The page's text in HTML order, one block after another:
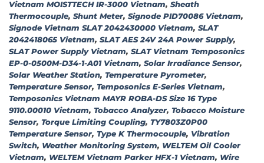
Vietnam MOISTTECH IR-3000 Vietnam, Sheath
Thermocouple, Shunt Meter, Signode PID70086 Vietnam,
Signode Vietnam SLAT 2042430000 Vietnam, SLAT
2042418065 Vietnam, SLAT AES 24V 24A Power Supply,
SLAT Power Supply Vietnam, SLAT Vietnam Temposonics
EP-0-0500M-D34-1-A01 Vietnam, Solar Irradiance Sensor,
Solar Weather Station, Temperature Pyrometer,
Temperature Sensor, Temposonics E-Series Vietnam,
Temposonics Vietnam MAYR ROBA-DS Size 16 Type
9110.00010 Vietnam, Tobacco Analyzer, Tobacco Moisture
Sensor, Torque Limiting Coupling, TY7803Z0P00
Temperature Sensor, Type K Thermocouple, Vibration
Switch, Weather Monitoring System, WELTEM Oil Cooler
Vietnam, WELTEM Vietnam Parker HFX-1 Vietnam, Wire